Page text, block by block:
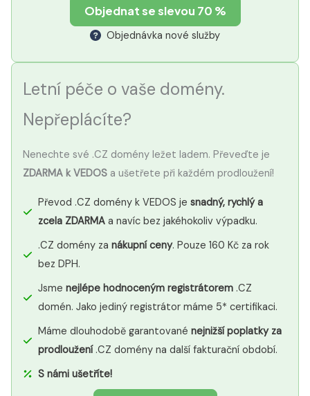
Objednat se slevou 70 %
Objednávka nové služby
Letní péče o vaše domény.
Nepřeplácíte?
Nenechte své .CZ domény ležet ladem. Převeďte je
ZDARMA k VEDOS a ušetřete při každém prodloužení!
Převod .CZ domény k VEDOS je snadný, rychlý a
zcela ZDARMA a navíc bez jakéhokoliv výpadku.
.CZ domény za nákupní ceny. Pouze 160 Kč za rok
bez DPH.
Jsme nejlépe hodnoceným registrátorem .CZ
domén. Jako jediný registrátor máme 5* certifikaci.
Máme dlouhodobě garantované nejnižší poplatky za
prodloužení.CZ domény na další fakturační období.
S námi ušetříte!